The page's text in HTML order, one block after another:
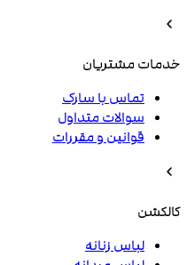
خدمات مشتریان
تماس با سارک
سوالات متداول
قوانین و مقررات
کالکشن
لباس زنانه